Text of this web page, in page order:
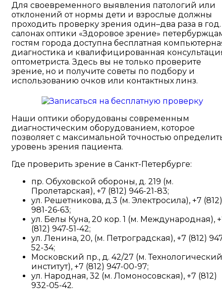
Для своевременного выявления патологий или
отклонений от нормы дети и взрослые должны
проходить проверку зрения один–два раза в
салонах оптики «Здоровое зрение»
гостям города доступна бесплатная
диагностика и квалифицированная
оптометриста. Здесь вы не только проверите
зрение, но и получите советы по подбору и
использованию очков или контактных линз.
Наши оптики оборудованы современным
диагностическим оборудованием, которое
позволяет с максимальной точностью
уровень зрения пациента.
Где проверить зрение в Санкт-Петербурге:
пр. Обуховской обороны, д. 219 (м.
Пролетарская), +7 (812) 946-21-83;
ул. Решетникова, д.3 (м. Электросила), +7 (812)
981-26-63;
ул. Белы Куна, 20 кор. 1 (м. Международная),
(812) 947-51-42;
ул. Ленина, 20, (м. Петроградская), +7 (812)
52-34;
Московский пр., д. 42/27 (м. Технологический
институт), +7 (812) 947-00-97;
ул. Народная, 32 (м. Ломоносовская), +7 (812)
932-05-42.